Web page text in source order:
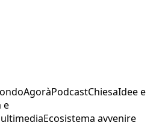
AgoràPodcastChiesaIdee e
e
Ecosistema avvenire